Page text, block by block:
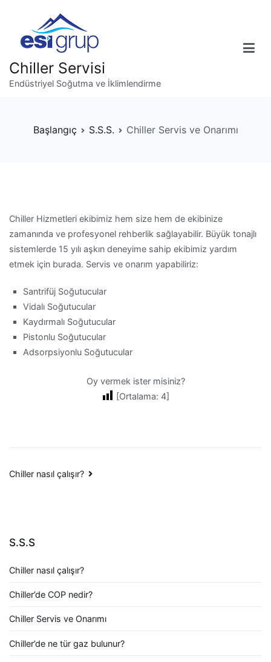
Chiller Servisi
Endüstriyel Soğutma ve İklimlendirme
Başlangıç S.S.S. Chiller Servis ve Onarımı
Chiller Hizmetleri ekibimiz hem size hem de ekibinize
zamanında ve profesyonel rehberlik sağlayabilir. Büyük tonajlı
sistemlerde 15 yılı aşkın deneyime sahip ekibimiz yardım
etmek için burada. Servis ve onarım yapabiliriz:
Santrifüj Soğutucular
Vidalı Soğutucular
Kaydırmalı Soğutucular
Pistonlu Soğutucular
Adsorpsiyonlu Soğutucular
Oy vermek ister misiniz?
[Ortalama: 4]
Yazı
Chiller nasıl çalışır?
S.S.S
Chiller nasıl çalışır?
Chiller’de COP nedir?
Chiller Servis ve Onarımı
Chiller’de ne tür gaz bulunur?